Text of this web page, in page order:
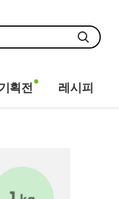
획전 레시피